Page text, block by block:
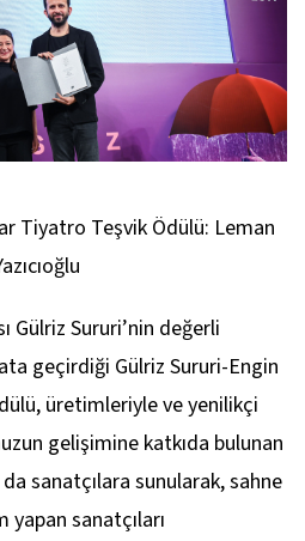
Tiyatro Teşvik Ödülü: Leman
Gülriz Sururi’nin değerli
geçirdiği Gülriz Sururi-Engin
üretimleriyle ve yenilikçi
gelişimine katkıda bulunan
sanatçılara sunularak, sahne
yapan sanatçıları